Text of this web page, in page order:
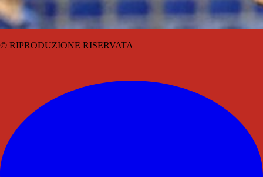
© RIPRODUZIONE RISERVATA